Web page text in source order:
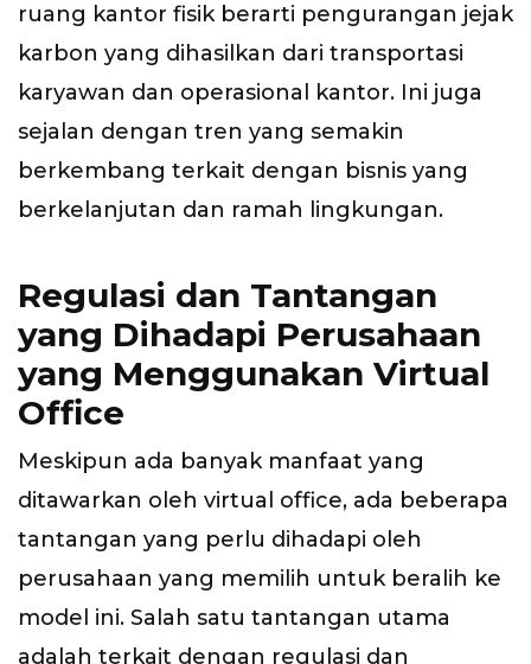
ruang kantor fisik berarti pengurangan jejak
karbon yang dihasilkan dari transportasi
karyawan dan operasional kantor. Ini juga
sejalan dengan tren yang semakin
berkembang terkait dengan bisnis yang
berkelanjutan dan ramah lingkungan.
Regulasi dan Tantangan
yang Dihadapi Perusahaan
yang Menggunakan Virtual
Office
Meskipun ada banyak manfaat yang
ditawarkan oleh virtual office, ada beberapa
tantangan yang perlu dihadapi oleh
perusahaan yang memilih untuk beralih ke
model ini. Salah satu tantangan utama
adalah terkait dengan regulasi dan